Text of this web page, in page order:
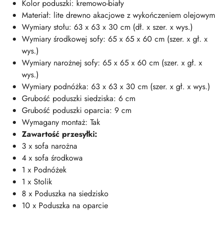
Kolor poduszki: kremowo-biały
Materiał: lite drewno akacjowe z wykończeniem olejowym
Wymiary stołu: 63 x 63 x 30 cm (dł. x szer. x wys.)
Wymiary środkowej sofy: 65 x 65 x 60 cm (szer. x gł. x
wys.)
Wymiary narożnej sofy: 65 x 65 x 60 cm (szer. x gł. x
wys.)
Wymiary podnóżka: 63 x 63 x 30 cm (szer. x gł. x wys.)
Grubość poduszki siedziska: 6 cm
Grubość poduszki oparcia: 9 cm
Wymagany montaż: Tak
Zawartość przesyłki:
3 x sofa narożna
4 x sofa środkowa
1 x Podnóżek
1 x Stolik
8 x Poduszka na siedzisko
10 x Poduszka na oparcie